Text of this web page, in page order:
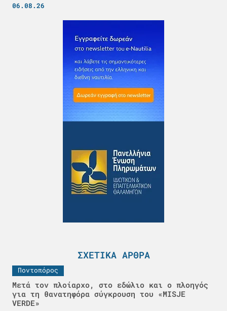
06.08.26
ΣΧΕΤΙΚΆ ΆΡΘΡΑ
Ποντοπόρος
Μετά τον πλοίαρχο, στο εδώλιο και ο πλοηγός
για τη θανατηφόρα σύγκρουση του «MISJE
VERDE»